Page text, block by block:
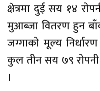
क्षेत्रमा दुई सय १४
मुआब्जा वितरण हुन
जग्गाको मूल्य
कुल तीन सय ७९
।